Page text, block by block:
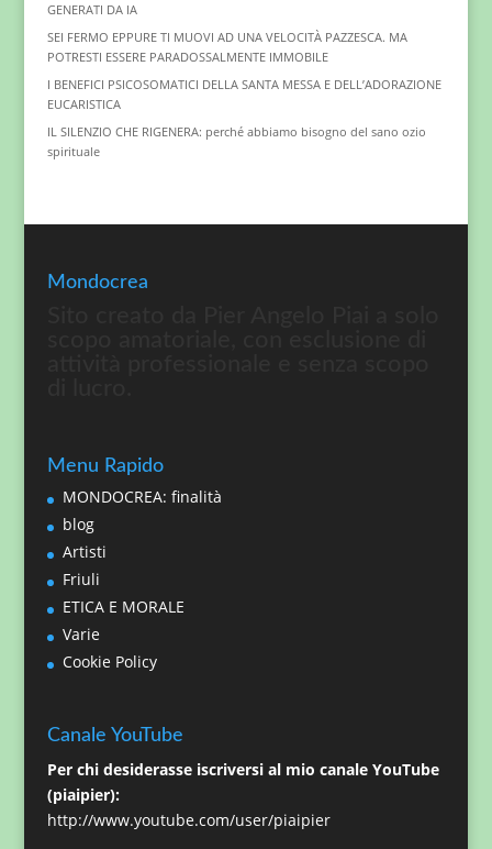
GENERATI DA IA
SEI FERMO EPPURE TI MUOVI AD UNA VELOCITÀ PAZZESCA. MA
POTRESTI ESSERE PARADOSSALMENTE IMMOBILE
I BENEFICI PSICOSOMATICI DELLA SANTA MESSA E DELL’ADORAZIONE
EUCARISTICA
IL SILENZIO CHE RIGENERA: perché abbiamo bisogno del sano ozio
spirituale
Mondocrea
Menu Rapido
MONDOCREA: finalità
blog
Artisti
Friuli
ETICA E MORALE
Varie
Cookie Policy
Canale YouTube
Per chi desiderasse iscriversi al mio canale YouTube
(piaipier):
http://www.youtube.com/user/piaipier